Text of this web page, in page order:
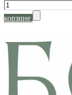
корзине